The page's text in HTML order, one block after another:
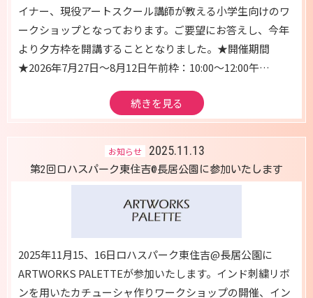
イナー、現役アートスクール講師が教える小学生向けのワ
ークショップとなっております。ご要望にお答えし、今年
より夕方枠を開講することとなりました。★開催期間
★2026年7月27日～8月12日午前枠：10:00～12:00午…
続きを見る
お知らせ 2025.11.13
第2回ロハスパーク東住吉@長居公園に参加いたします
2025年11月15、16日ロハスパーク東住吉@長居公園に
ARTWORKS PALETTEが参加いたします。インド刺繍リボ
ンを用いたカチューシャ作りワークショップの開催、イン